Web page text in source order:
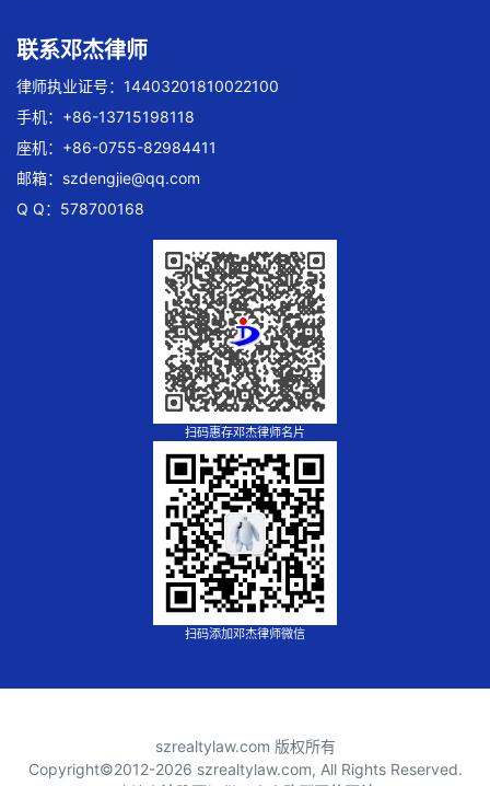
联系邓杰律师
律师执业证号：14403201810022100
手机：+86-13715198118
座机：+86-0755-82984411
邮箱： szdengjie@qq.com
Q Q：578700168
扫码惠存邓杰律师名片
扫码添加邓杰律师微信
szrealtylaw.com 版权所有
Copyright©2012-2026 szrealtylaw.com, All Rights Reserved.